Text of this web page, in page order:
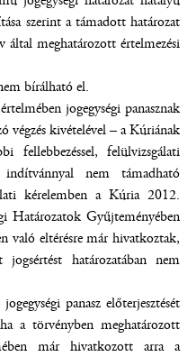
szerint a támadott határozat
meghatározott értelmezési
bírálható el.
jogegységi panasznak
végzés kivételével – a Kúriának
fellebbezéssel, felülvizsgálati
nem támadható
kérelemben a Kúria 2012.
Határozatok Gyűjteményében
való eltérésre már hivatkoztak,
határozatában nem
panasz előterjesztését
a törvényben meghatározott
már hivatkozott arra a